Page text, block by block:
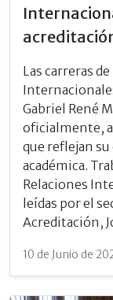
Las carreras
Gabriel René
oficialmente,
que reflejan
académica.
Relaciones
leídas por el
Acreditación,
10 de Junio de